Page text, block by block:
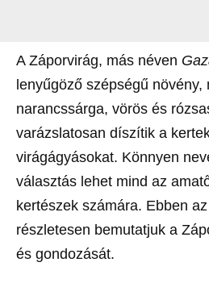
A Záporvirág, más néven
lenyűgöző szépségű növény,
narancssárga, vörös és
varázslatosan díszítik a
virágágyásokat. Könnyen
választás lehet mind az
kertészek számára. Ebben
részletesen bemutatjuk a
és gondozását.